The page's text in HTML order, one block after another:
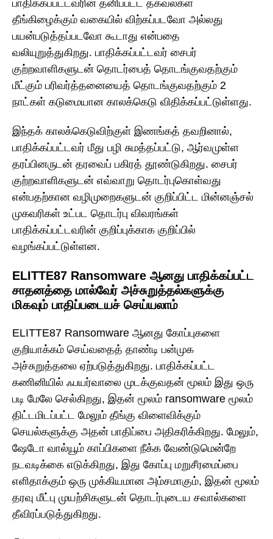
பாதிக்கப்பட்டவரின் தனிப்பட்ட தகவல்கள்
தீங்கிழைக்கும் வகையில் விற்கப்படவோ அல்லது
பயன்படுத்தப்படவோ கூடாது என்பதை
வலியுறுத்துகிறது. பாதிக்கப்பட்டவர் சைபர்
குற்றவாளிகளுடன் தொடர்பைத் தொடங்குவதற்கும்
மீட்கும் பரிவர்த்தனையைத் தொடங்குவதற்கும் 2
நாட்கள் கடுமையான காலக்கெடு விதிக்கப்பட்டுள்ளது.
இந்தக் காலக்கெடுவிற்குள் இணங்கத் தவறினால்,
பாதிக்கப்பட்டவர் மீது பழி சுமத்தப்பட்டு, ஆர்வமுள்ள
தரப்பினருடன் தரவைப் பகிரத் தூண்டுகிறது. சைபர்
குற்றவாளிகளுடன் எவ்வாறு தொடர்புகொள்வது
என்பதற்கான வழிமுறைகளுடன் குறிப்பிட்ட மின்னஞ்சல்
முகவரிகள் உட்பட தொடர்பு விவரங்கள்
பாதிக்கப்பட்டவரின் குறிப்புக்காக குறிப்பில்
வழங்கப்பட்டுள்ளன.
ELITTE87 Ransomware ஆனது பாதிக்கப்பட்ட
சாதனத்தை மால்வேர் அச்சுறுத்தல்களுக்கு
மிகவும் பாதிப்படையச் செய்யலாம்
ELITTE87 Ransomware ஆனது கோப்புகளை
குறியாக்கம் செய்வதைத் தாண்டி பன்முக
அச்சுறுத்தலை ஏற்படுத்துகிறது. பாதிக்கப்பட்ட
கணினியில் ஃபயர்வாலை முடக்குவதன் மூலம் இது ஒரு
படி மேலே செல்கிறது, இதன் மூலம் ransomware மூலம்
திட்டமிடப்பட்ட மேலும் தீங்கு விளைவிக்கும்
செயல்களுக்கு அதன் பாதிப்பை அதிகரிக்கிறது. மேலும்,
ஷேடோ வால்யூம் காப்பிகளை நீக்க வேண்டுமென்றே
நடவடிக்கை எடுக்கிறது, இது கோப்பு மறுசீரமைப்பை
எளிதாக்கும் ஒரு முக்கியமான அம்சமாகும், இதன் மூலம்
தரவு மீட்பு முயற்சிகளுடன் தொடர்புடைய சவால்களை
தீவிரப்படுத்துகிறது.